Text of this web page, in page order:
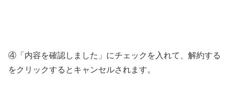
④「内容を確認しました」にチェックを入れて、解約する
をクリックするとキャンセルされます。